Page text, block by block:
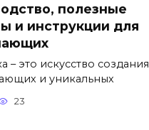
полезные
и инструкции для
– это искусство создания
и уникальных
23